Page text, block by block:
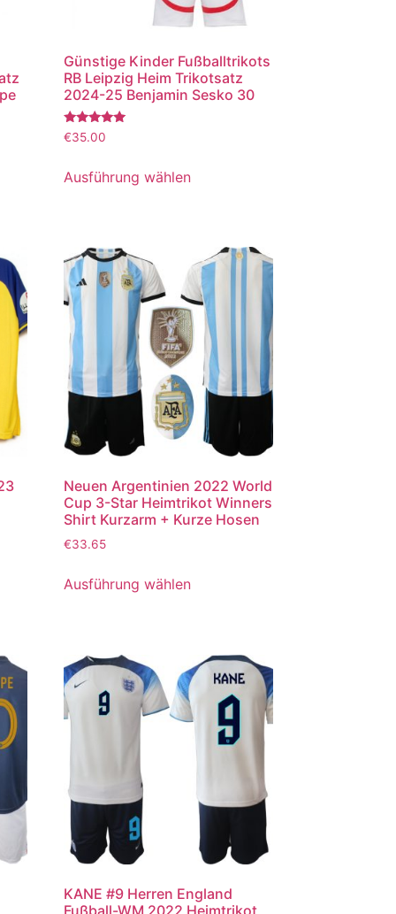
Günstige Kinder Fußballtrikots
RB Leipzig Heim Trikotsatz
2024-25 Benjamin Sesko 30
Bewertet
mit
von 5
€35.00
Ausführung wählen
Neuen Argentinien 2022 World
Cup 3-Star Heimtrikot Winners
Shirt Kurzarm + Kurze Hosen
€33.65
Ausführung wählen
KANE #9 Herren England